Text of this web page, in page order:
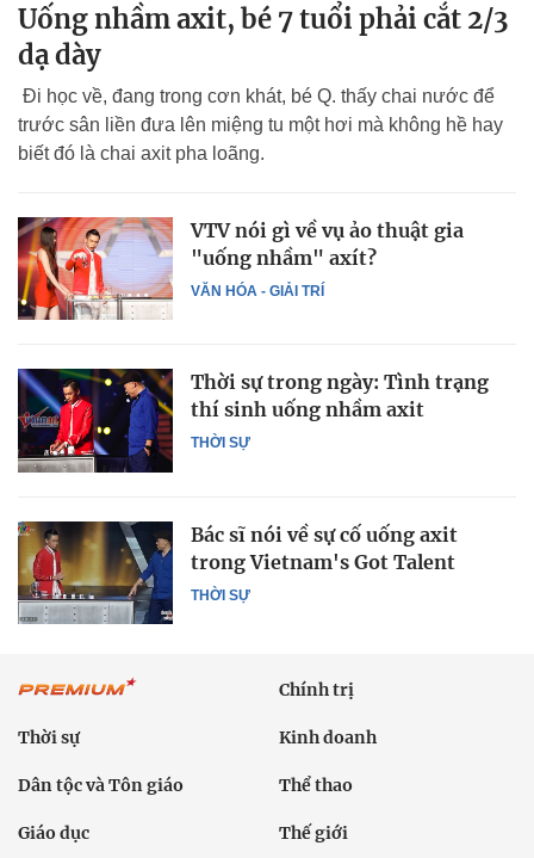
Uống nhầm axit, bé 7 tuổi phải cắt 2/3
dạ dày
Đi học về, đang trong cơn khát, bé Q. thấy chai nước để
trước sân liền đưa lên miệng tu một hơi mà không hề hay
biết đó là chai axit pha loãng.
VĂN HÓA - GIẢI TRÍ
VTV nói gì về vụ ảo thuật gia
"uống nhầm" axít?
THỜI SỰ
Thời sự trong ngày: Tình trạng
thí sinh uống nhầm axit
THỜI SỰ
Bác sĩ nói về sự cố uống axit
trong Vietnam's Got Talent
Chính trị
Thời sự Kinh doanh
Dân tộc và Tôn giáo Thể thao
Giáo dục Thế giới